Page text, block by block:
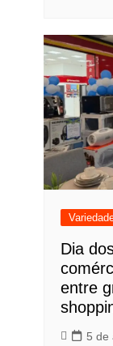
Dia
entre
5 de